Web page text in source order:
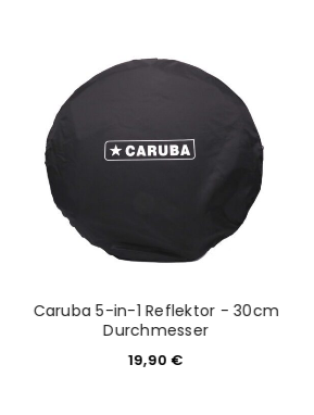
Caruba 5-in-1 Reflektor - 30cm
Durchmesser
19,90€